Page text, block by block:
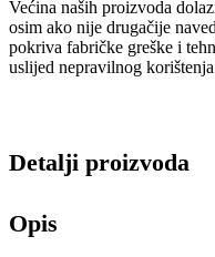
Većina naših proizvoda
osim ako nije drugačije
pokriva fabričke greške i
uslijed nepravilnog
Detalji proizvoda
Opis